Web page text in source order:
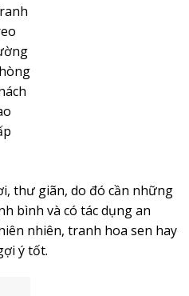
thư giãn, do đó cần những
bình và có tác dụng an
nhiên, tranh hoa sen hay
ý tốt.